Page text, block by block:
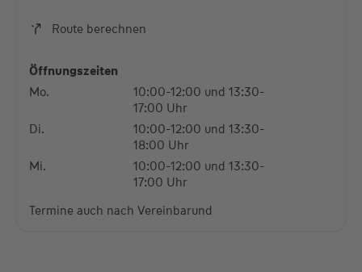
Route berechnen
Öffnungszeiten
Mo.
10:00-12:00 und 13:30-
17:00 Uhr
Di.
10:00-12:00 und 13:30-
18:00 Uhr
Mi.
10:00-12:00 und 13:30-
17:00 Uhr
Termine auch nach Vereinbarund